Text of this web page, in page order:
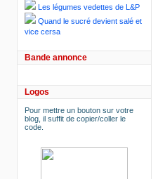
Les légumes vedettes de L&P
Quand le sucré devient salé et
vice cersa
Bande annonce
Logos
Pour mettre un bouton sur votre
blog, il suffit de copier/coller le
code.